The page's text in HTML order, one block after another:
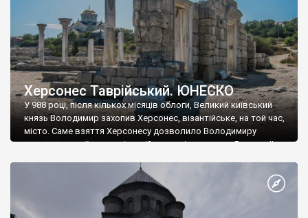
Херсонес Таврійський. ЮНЕСКО
У 988 році, після кількох місяців облоги, Великий київський
князь Володимир захопив Херсонес, візантійське, на той час,
місто. Саме взяття Херсонесу дозволило Володимиру
диктувати свої умови візантійському імператору Василю ІІ, та
Херсонесі Володимир-язичник, став Василем-християнином.
А потім було Хрещення Русі. На честь Херсонесу Таврійського